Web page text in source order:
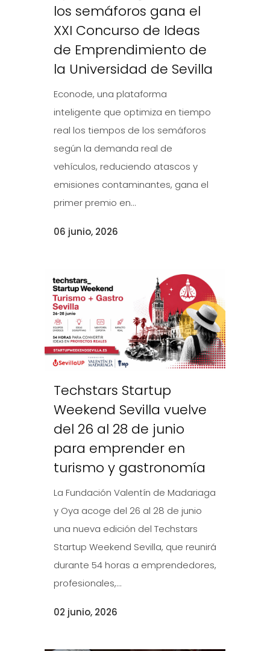
los semáforos gana el
XXI Concurso de Ideas
de Emprendimiento de
la Universidad de Sevilla
Econode, una plataforma
inteligente que optimiza en tiempo
real los tiempos de los semáforos
según la demanda real de
vehículos, reduciendo atascos y
emisiones contaminantes, gana el
primer premio en...
06 junio, 2026
Techstars Startup
Weekend Sevilla vuelve
del 26 al 28 de junio
para emprender en
turismo y gastronomía
La Fundación Valentín de Madariaga
y Oya acoge del 26 al 28 de junio
una nueva edición del Techstars
Startup Weekend Sevilla, que reunirá
durante 54 horas a emprendedores,
profesionales,...
02 junio, 2026